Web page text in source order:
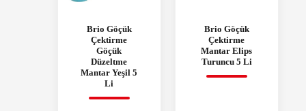
Brio Göçük
Çektirme
Göçük
Düzeltme
Mantar Yeşil 5
Li
Brio Göçük
Çektirme
Mantar Elips
Turuncu 5 Li